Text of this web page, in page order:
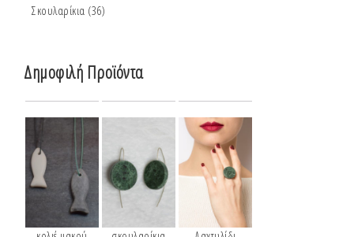
Σκουλαρίκια (36)
Δημοφιλή Προϊόντα